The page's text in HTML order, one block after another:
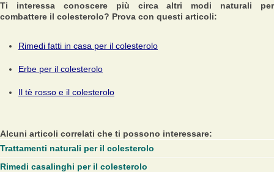
Ti interessa conoscere più circa altri modi naturali per
combattere il colesterolo? Prova con questi articoli:
Rimedi fatti in casa per il colesterolo
Erbe per il colesterolo
Il tè rosso e il colesterolo
Alcuni articoli correlati che ti possono interessare:
Trattamenti naturali per il colesterolo
Rimedi casalinghi per il colesterolo